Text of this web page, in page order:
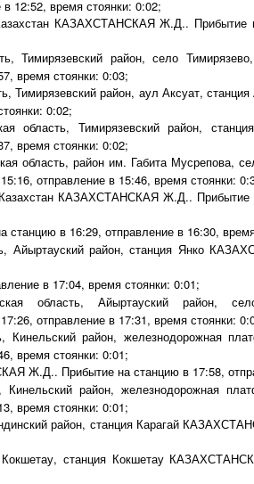
12:52, время стоянки: 0:02;
КАЗАХСТАНСКАЯ Ж.Д.. Прибытие
Тимирязевский район, село
время стоянки: 0:03;
Тимирязевский район, аул Аксуат,
0:02;
область, Тимирязевский район,
время стоянки: 0:02;
область, район им. Габита Мусрепова,
отправление в 15:46, время стоянки:
КАЗАХСТАНСКАЯ Ж.Д.. Прибытие
в 16:29, отправление в 16:30, время
Айыртауский район, станция Янко
в 17:04, время стоянки: 0:01;
область, Айыртауский район,
отправление в 17:31, время стоянки:
Кинельский район, железнодорожная
время стоянки: 0:01;
Ж.Д.. Прибытие на станцию в 17:58,
Кинельский район, железнодорожная
время стоянки: 0:01;
район, станция Карагай
Кокшетау, станция Кокшетау